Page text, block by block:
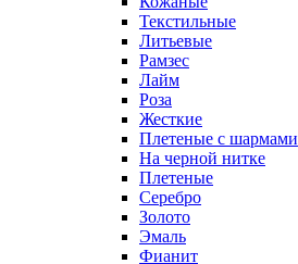
Текстильные
Литьевые
Рамзес
Лайм
Роза
Жесткие
Плетеные с шармами
На черной нитке
Плетеные
Серебро
Золото
Эмаль
Фианит